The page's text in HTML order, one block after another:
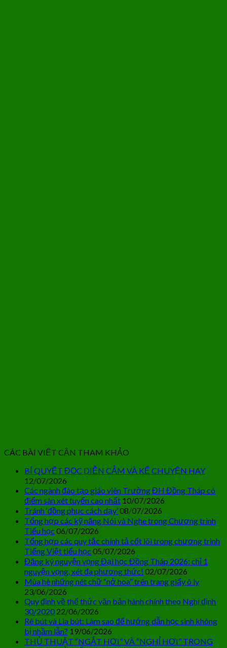
CÁC BÀI VIẾT CẦN THAM KHẢO
BÍ QUYẾT ĐỌC DIỄN CẢM VÀ KỂ CHUYỆN HAY
12/07/2026
Các ngành đào tạo giáo viên Trường ĐH Đồng Tháp có
điểm sàn xét tuyển cao nhất 10/07/2026
Tránh ‘đồng phục cách dạy’08/07/2026
Tổng hợp các kỹ năng Nói và Nghe trong Chương trình
Tiểu học 06/07/2026
Tổng hợp các quy tắc chính tả cốt lõi trong chương trình
Tiếng Việt tiểu học 05/07/2026
Đăng ký nguyện vọng Đại học Đồng Tháp 2026: chỉ 1
nguyện vọng, xét đa phương thức! 02/07/2026
Mùa hè những nét chữ “nở hoa” trên trang giấy ô ly
23/06/2026
Quy định về thể thức văn bản hành chính theo Nghị định
30/2020 22/06/2026
Rê bút và Lia bút: Làm sao để hướng dẫn học sinh không
bị nhầm lẫn? 19/06/2026
THỦ THUẬT “NGẮT HƠI” VÀ “NGHỈ HƠI” TRONG